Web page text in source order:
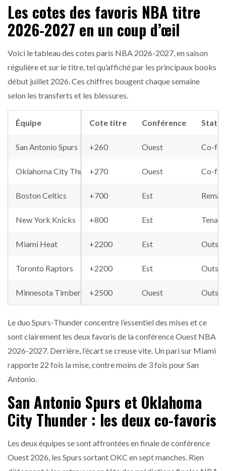
Les cotes des favoris NBA titre
2026-2027 en un coup d’œil
Voici le tableau des cotes paris NBA 2026-2027, en saison
régulière et sur le titre, tel qu’affiché par les principaux books
début juillet 2026. Ces chiffres bougent chaque semaine
selon les transferts et les blessures.
Cote titre Conférence Statut
+260 Ouest Co-
+270 Ouest Co-
+700 Est
+800 Est
+2200 Est
+2200 Est
+2500 Ouest
Équipe
San Antonio Spurs
Oklahoma City Thunder
Boston Celtics
New York Knicks
Miami Heat
Toronto Raptors
Minnesota Timberwolves
Le duo Spurs-Thunder concentre l’essentiel des mises et ce
sont clairement les deux favoris de la conférence Ouest NBA
2026-2027. Derrière, l’écart se creuse vite. Un pari sur Miami
rapporte 22 fois la mise, contre moins de 3 fois pour San
Antonio.
San Antonio Spurs et Oklahoma
City Thunder : les deux co-favoris
Les deux équipes se sont affrontées en finale de conférence
Ouest 2026, les Spurs sortant OKC en sept manches. Rien